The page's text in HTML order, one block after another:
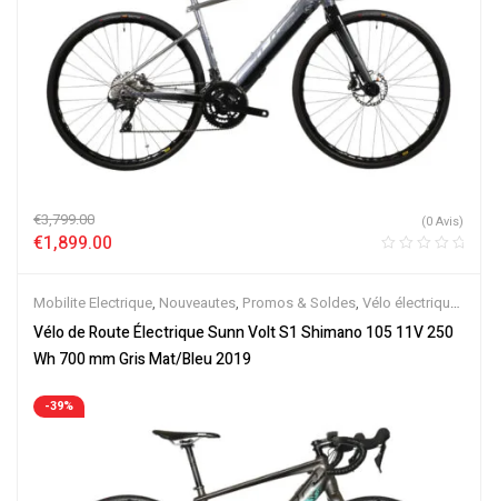
€3,799.00
€1,899.00
(0 Avis)
Mobilite Electrique, Nouveautes, Promos & Soldes, Vélo électrique
ville, Vélos de Route Electriques,Velos Electriques
Vélo de Route Électrique Sunn Volt S1 Shimano 105 11V 250
Wh 700 mm Gris Mat/Bleu 2019
-39%